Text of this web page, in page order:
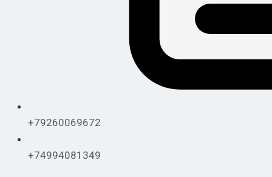
+79260069672
+74994081349